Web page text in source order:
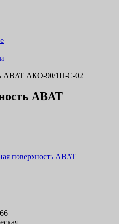
ABAT АКО‑90/1П‑С‑02
ABAT